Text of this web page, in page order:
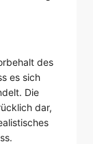
des
es sich
Die
dar,